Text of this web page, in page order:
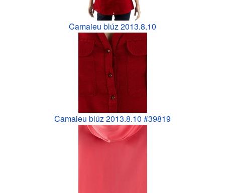
Camaieu blúz 2013.8.10
Camaieu blúz 2013.8.10 #39819